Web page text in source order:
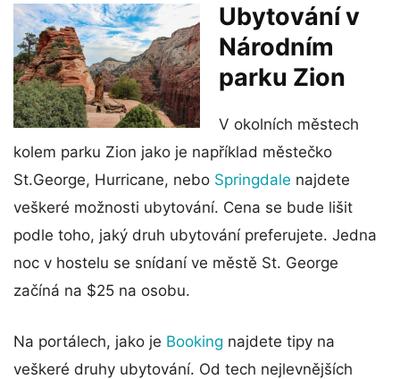
Ubytování v
Národním
parku Zion
V okolních městech
kolem parku Zion jako je například městečko
St.George, Hurricane, nebo Springdale najdete
veškeré možnosti ubytování. Cena se bude lišit
podle toho, jaký druh ubytování preferujete. Jedna
noc v hostelu se snídaní ve městě St. George
začíná na $25 na osobu.
Na portálech, jako je Booking najdete tipy na
veškeré druhy ubytování. Od tech nejlevnějších